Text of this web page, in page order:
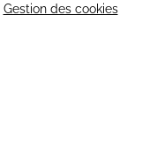
Gestion des cookies